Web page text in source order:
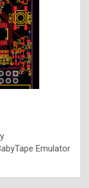
Emulator